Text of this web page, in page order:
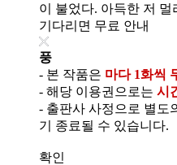
이 불었다. 아득한 저 멀
기다리면 무료 안내
풍
- 본 작품은 마다 1화씩
- 해당 이용권으로는 시
- 출판사 사정으로 별도
기 종료될 수 있습니다.
확인